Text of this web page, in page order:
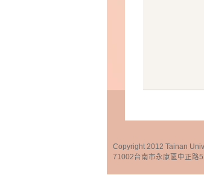
Copyright 2012 Tainan
71002台南市永康區中正